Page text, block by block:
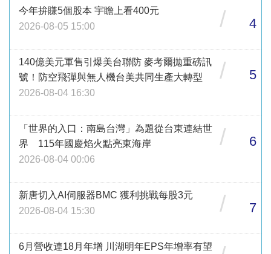
今年拚賺5個股本 宇瞻上看400元
2026-08-05 15:00
/ 4
140億美元軍售引爆美台聯防 麥考爾拋重磅訊
號！防空飛彈與無人機台美共同生產大轉型
2026-08-04 16:30
/ 5
「世界的入口：南島台灣」為題從台東連結世
界 115年國慶焰火點亮東海岸
2026-08-04 00:06
/ 6
新唐切入AI伺服器BMC 獲利挑戰每股3元
2026-08-04 15:30
/ 7
6月營收連18月年增 川湖明年EPS年增率有望